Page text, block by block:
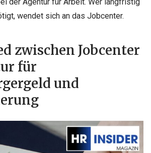
wendet sich an das Jobcenter.
zwischen Jobcenter
für
und